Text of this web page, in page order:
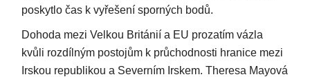
poskytlo čas k vyřešení sporných bodů.
Dohoda mezi Velkou Británií a EU prozatím vázla
kvůli rozdílným postojům k průchodnosti hranice mezi
Irskou republikou a Severním Irskem. Theresa Mayová